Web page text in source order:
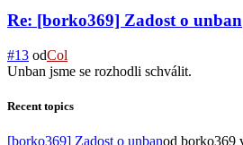
Re: [borko369] Zadost o unban
#13 odCol
Unban jsme se rozhodli schválit.
Recent topics
[borko369] Zadost o unbanod borko369